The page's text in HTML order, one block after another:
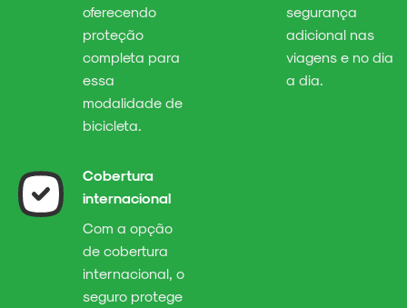
oferecendo
proteção
completa para
essa
modalidade de
bicicleta.
segurança
adicional nas
viagens e no dia
a dia.
Cobertura
internacional
Com a opção
de cobertura
internacional, o
seguro protege